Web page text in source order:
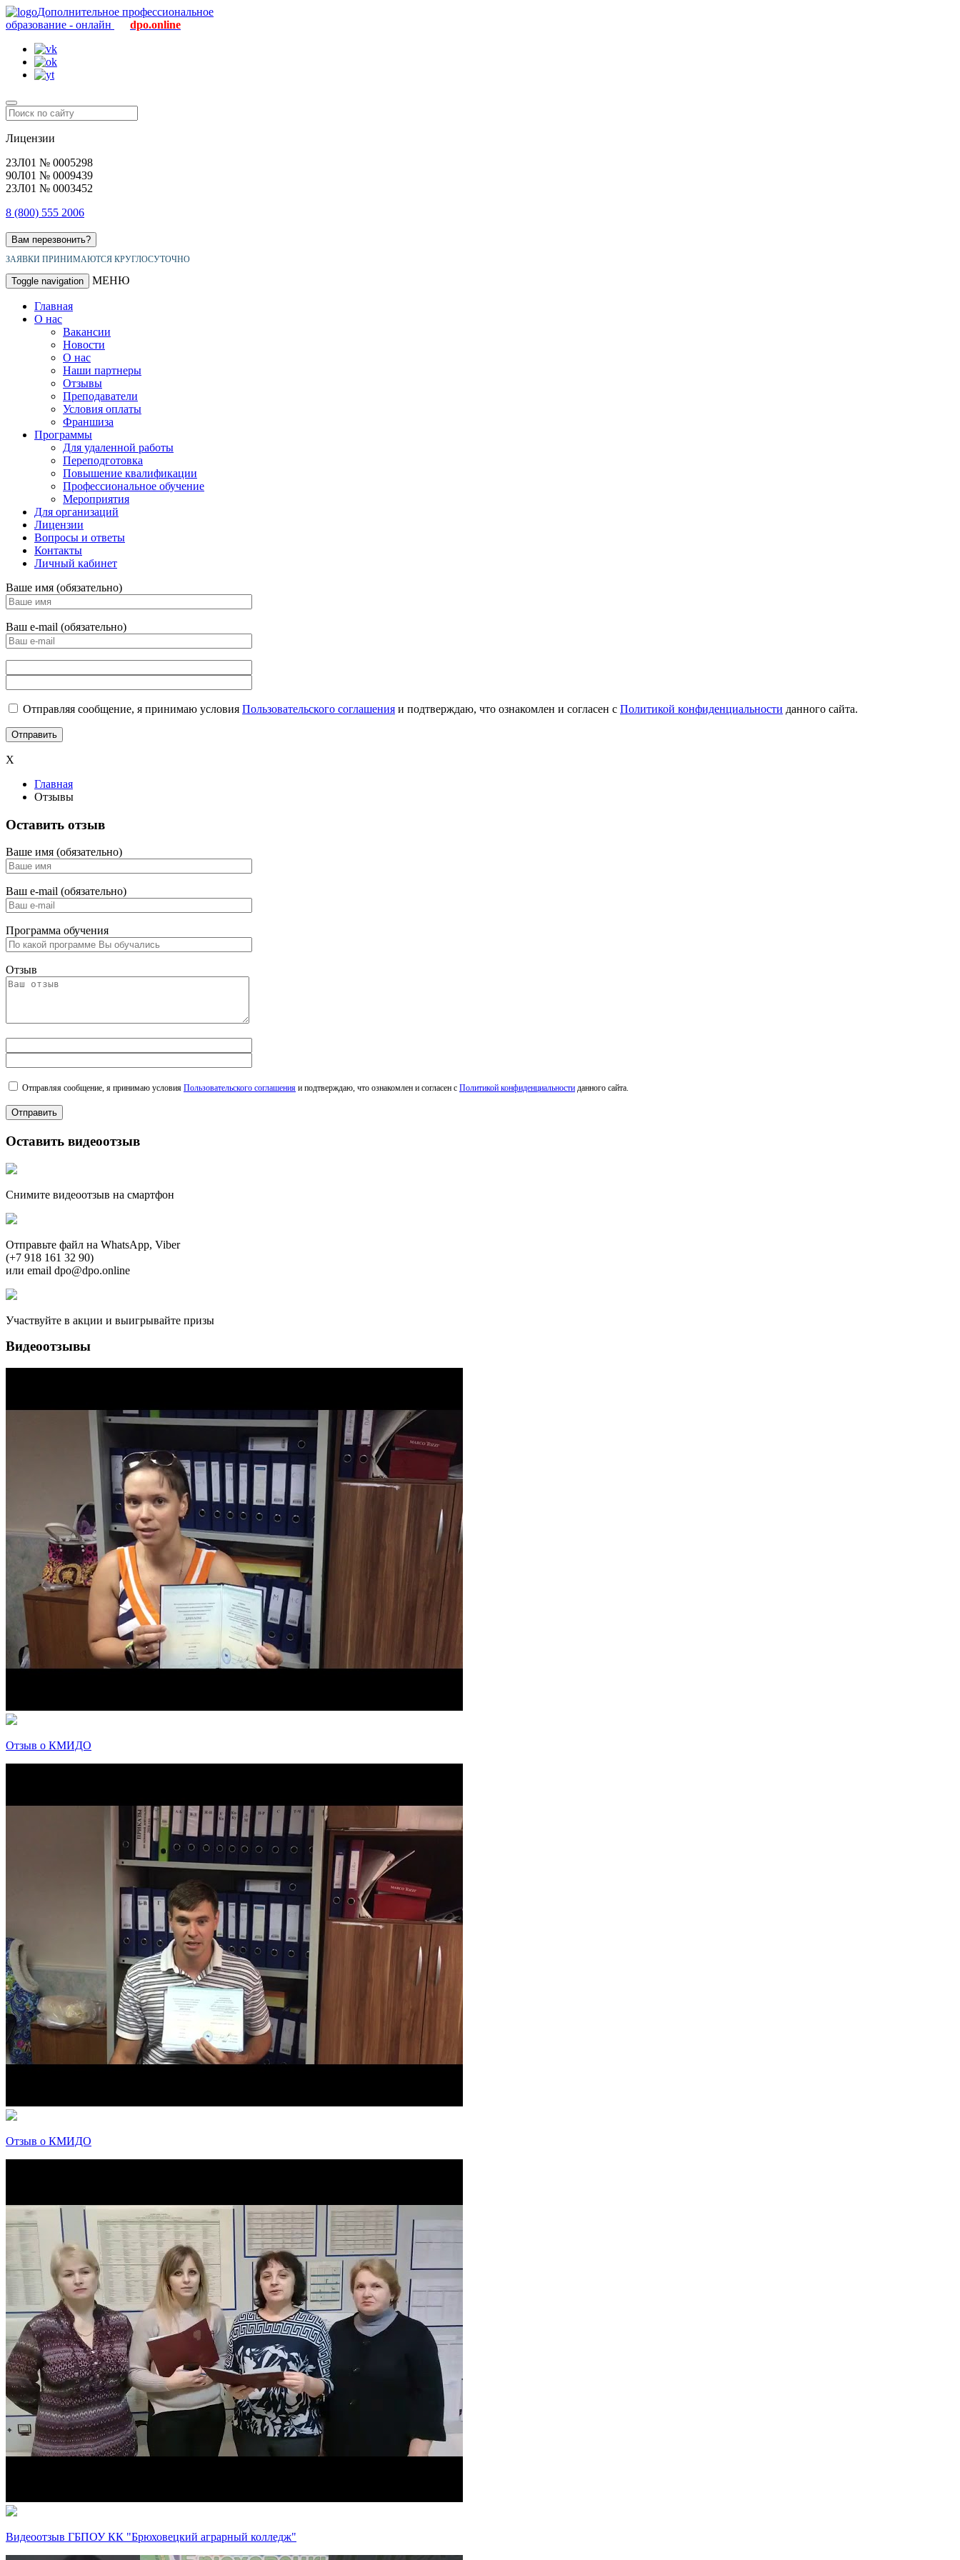
Дополнительное профессиональное
образование - онлайн
dpo.online
Лицензии
23Л01 № 0005298
90Л01 № 0009439
23Л01 № 0003452
8 (800) 555 2006
Вам перезвонить?
ЗАЯВКИ ПРИНИМАЮТСЯ КРУГЛОСУТОЧНО
Toggle navigation МЕНЮ
Главная
О нас
Вакансии
Новости
О нас
Наши партнеры
Отзывы
Преподаватели
Условия оплаты
Франшиза
Программы
Для удаленной работы
Переподготовка
Повышение квалификации
Профессиональное обучение
Мероприятия
Для организаций
Лицензии
Вопросы и ответы
Контакты
Личный кабинет
Ваше имя (обязательно)
Ваш e-mail (обязательно)
Отправляя сообщение, я принимаю условия Пользовательского соглашения и подтверждаю, что ознакомлен и согласен с Политикой конфиденциальности данного сайта.
X
Главная
Отзывы
Оставить отзыв
Ваше имя (обязательно)
Ваш e-mail (обязательно)
Программа обучения
Отзыв
Отправляя сообщение, я принимаю условия Пользовательского соглашения и подтверждаю, что ознакомлен и согласен с Политикой конфиденциальности данного сайта.
Оставить видеоотзыв
Снимите видеоотзыв на смартфон
Отправьте файл на WhatsApp, Viber
(+7 918 161 32 90)
или email dpo@dpo.online
Участвуйте в акции и выигрывайте призы
Видеоотзывы
Отзыв о КМИДО
Отзыв о КМИДО
Видеоотзыв ГБПОУ КК "Брюховецкий аграрный колледж"